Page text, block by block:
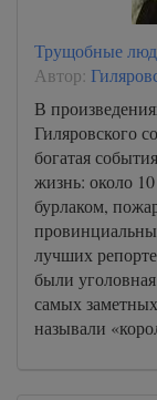
Трущобные
Автор:
В
Гиляровского
богатая
жизнь: около
бурлаком,
лучших
были
самых
называли